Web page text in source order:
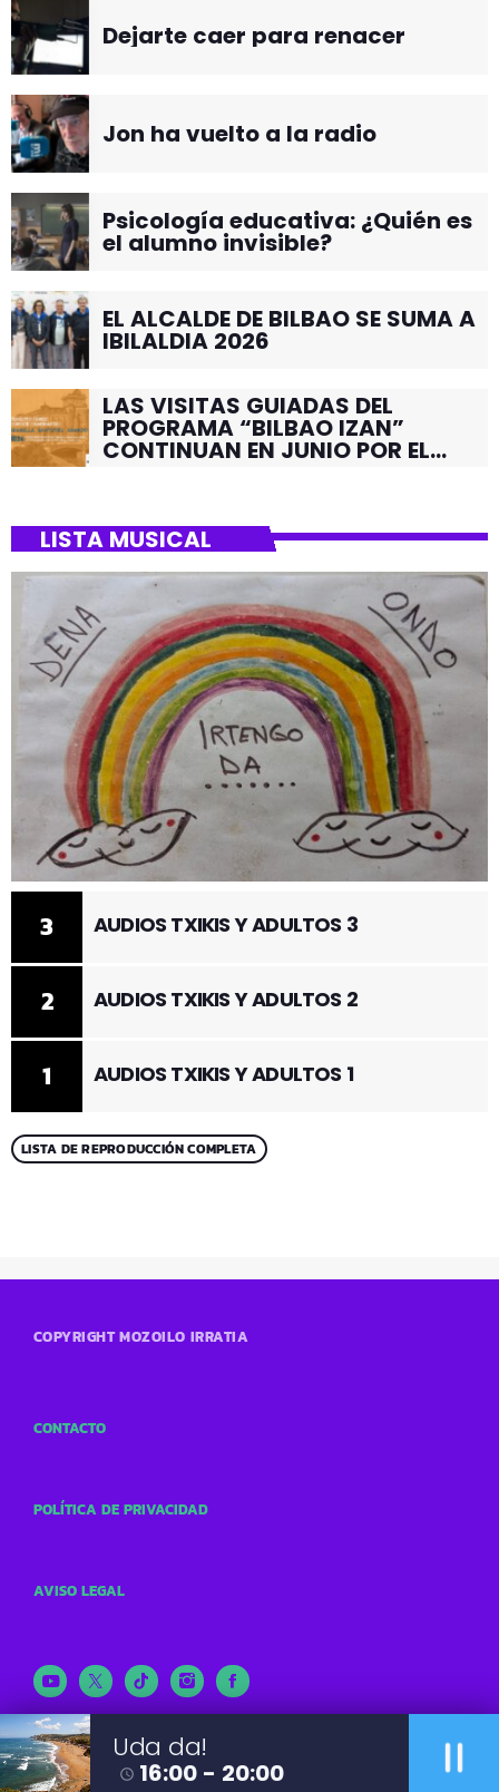
Dejarte caer para renacer
Jon ha vuelto a la radio
Psicología educativa: ¿Quién es
el alumno invisible?
EL ALCALDE DE BILBAO SE SUMA A
IBILALDIA 2026
LAS VISITAS GUIADAS DEL
PROGRAMA “BILBAO IZAN”
CONTINUAN EN JUNIO POR EL
LISTA MUSICAL
1 AUDIOS TXIKIS Y ADULTOS 1
2 AUDIOS TXIKIS Y ADULTOS 2
3 AUDIOS TXIKIS Y ADULTOS 3
LISTA DE REPRODUCCIÓN COMPLETA
Uda da!
access_time 16:00 - 20:00 pause
COPYRIGHT MOZOILO IRRATIA
CONTACTO
POLÍTICA DE PRIVACIDAD
AVISO LEGAL